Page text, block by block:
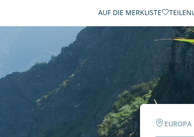
Reiseziele
Afrika
Asien
Europa
Nordamerika
AUF DIE MERKLISTE TEILEN
EUROPA